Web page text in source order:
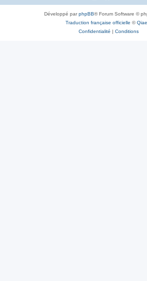
Développé parphpBB® Forum Software ©
Traduction française officielle ©
Confidentialité | Conditions